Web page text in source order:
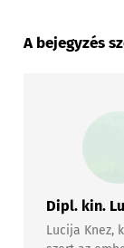
A bejegyzés
Dipl. kin.
Lucija Knez,